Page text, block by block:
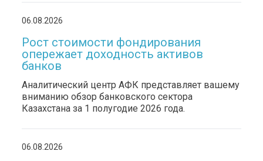
06.08.2026
Рост стоимости фондирования
опережает доходность активов
банков
Аналитический центр АФК представляет вашему
вниманию обзор банковского сектора
Казахстана за 1 полугодие 2026 года.
06.08.2026